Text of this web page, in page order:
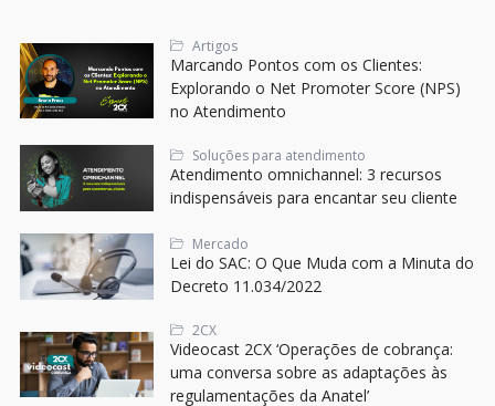
Artigos
Marcando Pontos com os Clientes:
Explorando o Net Promoter Score (NPS)
no Atendimento
Soluções para atendimento
Atendimento omnichannel: 3 recursos
indispensáveis para encantar seu cliente
Mercado
Lei do SAC: O Que Muda com a Minuta do
Decreto 11.034/2022
2CX
Videocast 2CX ‘Operações de cobrança:
uma conversa sobre as adaptações às
regulamentações da Anatel’